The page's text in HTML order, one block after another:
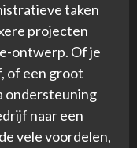
taken
projecten
ontwerp. Of je
of een groot
ondersteuning
naar een
vele voordelen,